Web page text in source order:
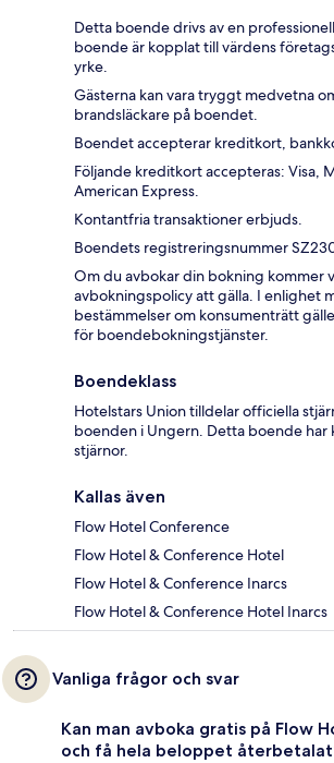
Detta boende drivs av en
boende är kopplat till värdens
yrke.
Gästerna kan vara tryggt medvetna
brandsläckare på boendet.
Boendet accepterar kreditkort,
Följande kreditkort accepteras: Visa,
American Express.
Kontantfria transaktioner erbjuds.
Boendets registreringsnummer
Om du avbokar din bokning kommer
avbokningspolicy att gälla. I enlighet
bestämmelser om konsumenträtt
för boendebokningstjänster.
Boendeklass
Hotelstars Union tilldelar officiella
boenden i Ungern. Detta boende har
stjärnor.
Kallas även
Flow Hotel Conference
Flow Hotel & Conference Hotel
Flow Hotel & Conference Inarcs
Flow Hotel & Conference Hotel Inarcs
Vanliga frågor och svar
Kan man avboka gratis på Flow
och få hela beloppet